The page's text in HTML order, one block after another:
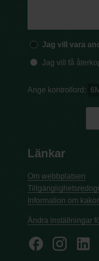
Jag vill vara
Jag vill få
Ange kontrollord:
Länkar
Om webbplatsen
Information om
Ändra inställningar
facebook